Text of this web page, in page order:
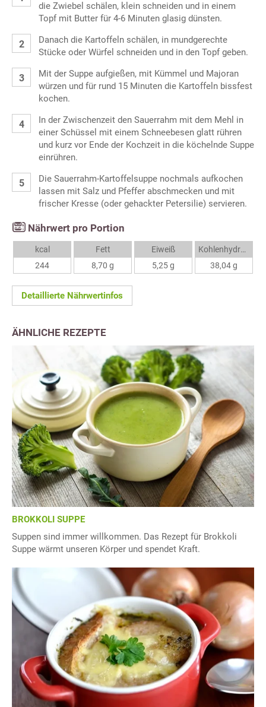
die Zwiebel schälen, klein schneiden und in einem
Topf mit Butter für 4-6 Minuten glasig dünsten.
Danach die Kartoffeln schälen, in mundgerechte
Stücke oder Würfel schneiden und in den Topf geben.
Mit der Suppe aufgießen, mit Kümmel und Majoran
würzen und für rund 15 Minuten die Kartoffeln bissfest
kochen.
In der Zwischenzeit den Sauerrahm mit dem Mehl in
einer Schüssel mit einem Schneebesen glatt rühren
und kurz vor Ende der Kochzeit in die köchelnde Suppe
einrühren.
Die Sauerrahm-Kartoffelsuppe nochmals aufkochen
lassen mit Salz und Pfeffer abschmecken und mit
frischer Kresse (oder gehackter Petersilie) servieren.
Nährwert pro Portion
kcal
244
Fett
8,70 g
Eiweiß
5,25 g
Kohlenhydrate
38,04 g
Detaillierte Nährwertinfos
ÄHNLICHE REZEPTE
BROKKOLI SUPPE
Suppen sind immer willkommen. Das Rezept für Brokkoli
Suppe wärmt unseren Körper und spendet Kraft.